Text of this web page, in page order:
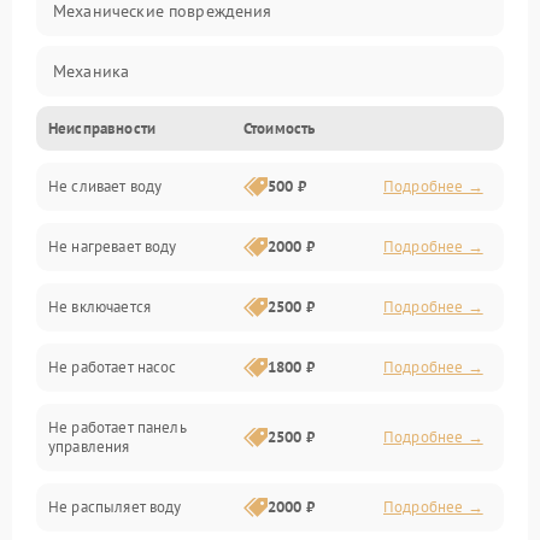
Механические повреждения
Механика
Управление
Электропитание
Датчики
Нагрев
Вода
Гигиена
Программное обеспечение
Неисправности Стоимость
Не сливает воду 500 ₽ Подробнее →
Не нагревает воду 2000 ₽ Подробнее →
Не включается 2500 ₽ Подробнее →
Не работает насос 1800 ₽ Подробнее →
Не работает панель
управления
2500 ₽ Подробнее →
Не распыляет воду 2000 ₽ Подробнее →